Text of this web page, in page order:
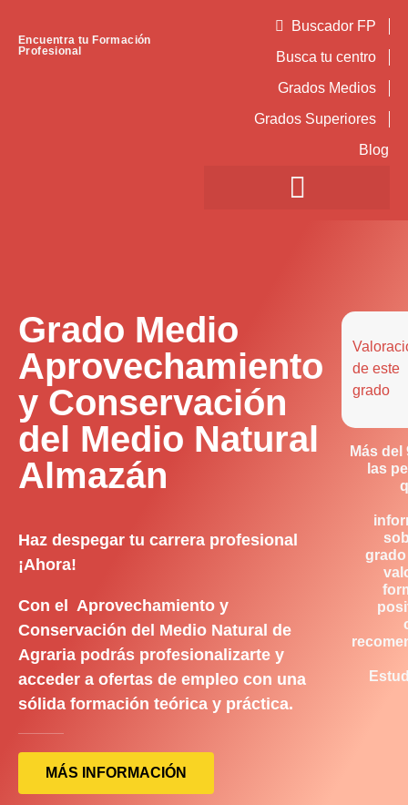
Encuentra tu Formación
Profesional
Buscador FP
Busca tu centro
Grados Medios
Grados Superiores
Blog
Grado Medio
Aprovechamiento
y Conservación
del Medio Natural
Almazán
Haz despegar tu carrera profesional
¡Ahora!
Con el Aprovechamiento y
Conservación del Medio Natural de
Agraria podrás profesionalizarte y
acceder a ofertas de empleo con una
sólida formación teórica y práctica.
MÁS INFORMACIÓN
de este
grado
Más del
las